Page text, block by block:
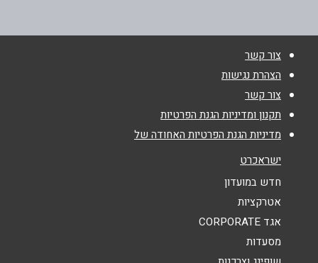
נושא*
אנא חזרו אלי בקשר ל...
צור קשר
הצהרת נגישות
צור קשר
תקנון ומדיניות הגנת הפרטיות
מדיניות הגנת הפרטיות האחודה של
ישראכרט
חדש במועדון
אטרקציות
אגד CORPORATE
מסעדות